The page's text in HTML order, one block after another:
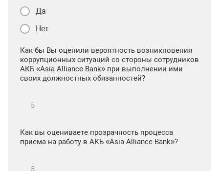
Да
Нет
Как бы Вы оценили вероятность возникновения
коррупционных ситуаций со стороны сотрудников
АКБ «Asia Alliance Bank» при выполнении ими
своих должностных обязанностей?
Как вы оцениваете прозрачность процесса
приема на работу в АКБ «Asia Alliance Bank»?